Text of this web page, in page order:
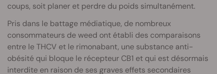
coups, soit planer et perdre du poids simultanément.
Pris dans le battage médiatique, de nombreux
consommateurs de weed ont établi des comparaisons
entre le THCV et le rimonabant, une substance anti-
obésité qui bloque le récepteur CB1 et qui est désormais
interdite en raison de ses graves effets secondaires